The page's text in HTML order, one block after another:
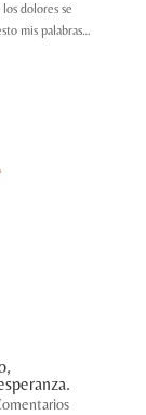
dolores se
mis palabras…